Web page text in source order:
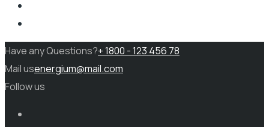
Have any Questions?+ 1800 - 123 456 78
Mail usenergium@mail.com
Follow us